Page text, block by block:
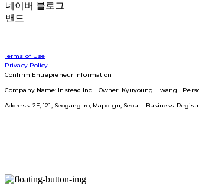
네이버 블로그
밴드
Terms of Use
Privacy Policy
Confirm Entrepreneur Information
Company Name: Instead Inc. | Owner: Kyuyoung Hwang |
Address: 2F, 121, Seogang-ro, Mapo-gu, Seoul | Business